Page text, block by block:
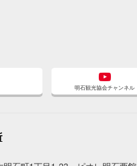
明石観光協会チャンネル